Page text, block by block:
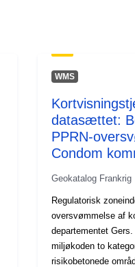
WMS
datasættet:
PPRN-
Condom
Geokatalog Frankrig
Regulatorisk
oversvømmelse af
departementet
miljøkoden to
risikobetonede